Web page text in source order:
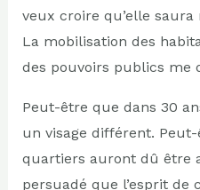
veux croire qu’elle
La mobilisation des
des pouvoirs publics me
Peut-être que dans 30
un visage différent.
quartiers auront dû être
persuadé que l’esprit de